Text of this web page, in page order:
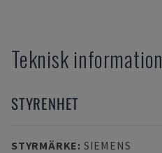
Teknisk information
STYRENHET
STYRMÄRKE: SIEMENS